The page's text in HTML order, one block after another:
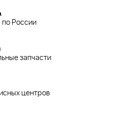
России
запчасти
центров